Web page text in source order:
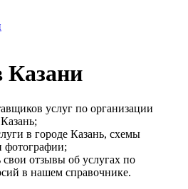
Казани
услуг по организации
в городе Казань, схемы
фотографии;
отзывы об услугах по
в нашем справочнике.